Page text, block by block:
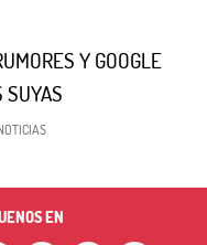
Y GOOGLE
SUYAS
EN